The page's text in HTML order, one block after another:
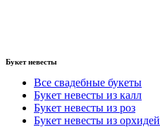
Букет невесты
Все свадебные букеты
Букет невесты из калл
Букет невесты из роз
Букет невесты из орхидей